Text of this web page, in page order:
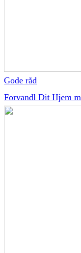
Gode råd
Forvandl Dit Hjem